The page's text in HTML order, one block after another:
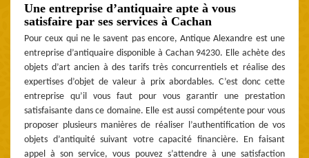
Une entreprise d’antiquaire apte à vous
satisfaire par ses services à Cachan
Pour ceux qui ne le savent pas encore, Antique Alexandre est une
entreprise d’antiquaire disponible à Cachan 94230. Elle achète des
objets d’art ancien à des tarifs très concurrentiels et réalise des
expertises d’objet de valeur à prix abordables. C’est donc cette
entreprise qu’il vous faut pour vous garantir une prestation
satisfaisante dans ce domaine. Elle est aussi compétente pour vous
proposer plusieurs manières de réaliser l’authentification de vos
objets d’antiquité suivant votre capacité financière. En faisant
appel à son service, vous pouvez s’attendre à une satisfaction